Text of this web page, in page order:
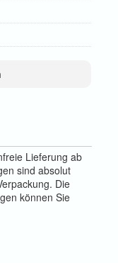
Lieferung ab
sind absolut
Die
können Sie